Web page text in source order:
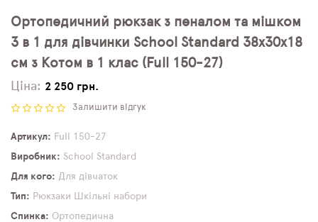
Ортопедичний рюкзак з пеналом та мішком
3 в 1 для дівчинки School Standard 38х30х18
см з Котом в 1 клас (Full 150-27)
Ціна: 2 250 грн.
Залишити відгук
Артикул
Full 150-27
Виробник
School Standard
Для кого
Для дівчаток
Тип
Рюкзаки
Шкільні набори
Спинка
Ортопедична